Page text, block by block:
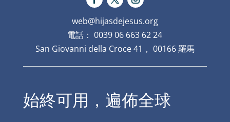
web@hijasdejesus.org
電話： 0039 06 663 62 24
San Giovanni della Croce 41， 00166 羅馬
始終可用，遍佈全球